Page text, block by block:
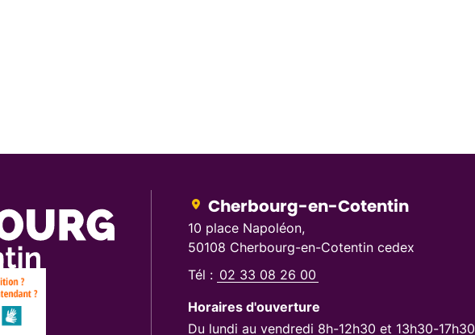
Cherbourg-en-Cotentin
10 place Napoléon,
50108 Cherbourg-en-Cotentin cedex
Tél : 02 33 08 26 00
Horaires d'ouverture
Du lundi au vendredi 8h-12h30 et 13h30-17h30